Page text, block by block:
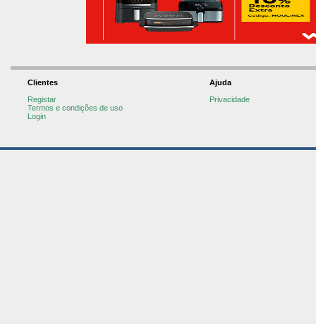
Clientes
Registar
Termos e condições de uso
Login
Ajuda
Privacidade